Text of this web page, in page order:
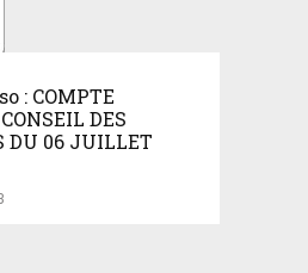
: COMPTE
DES
DU 06 JUILLET